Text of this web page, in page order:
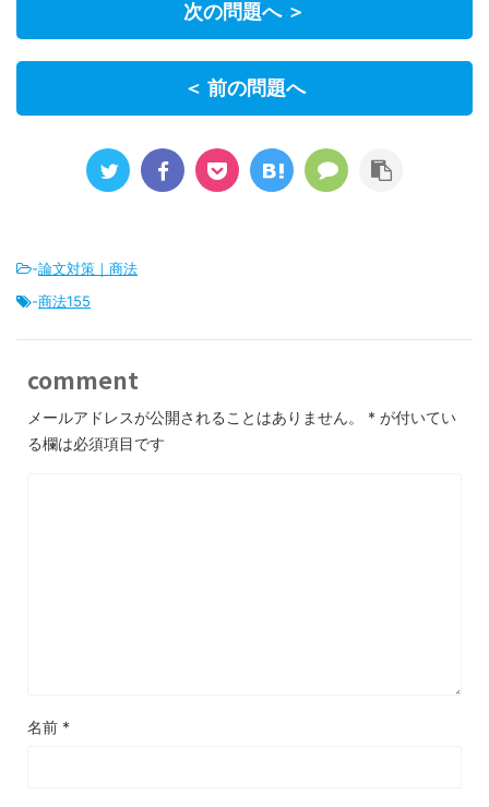
次の問題へ ＞
＜ 前の問題へ
-論文対策｜商法
-商法155
comment
メールアドレスが公開されることはありません。 * が付いてい
る欄は必須項目です
名前 *